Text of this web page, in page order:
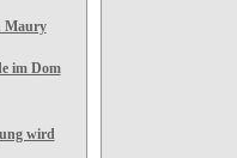
Maury
im Dom
wird